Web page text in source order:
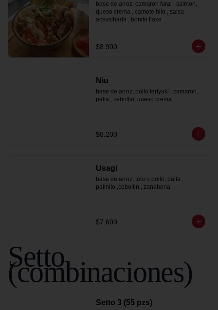
base de arroz, camaron furai , salmon,
queso crema , camote hilo , salsa
acevichada , bonito flake
$8.900
Niu
base de arroz, pollo teriyaki , camaron,
palta , cebollin, queso crema
$8.200
Usagi
base de arroz, tofu o pollo, palta ,
palmito ,cebollin , zanahoria
$7.600
Setto
(combinaciones)
Setto 3 (55 pzs)